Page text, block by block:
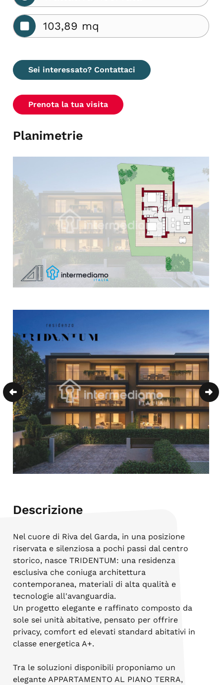
103,89 mq
Sei interessato? Contattaci
Prenota la tua visita
Planimetrie
Descrizione
Nel cuore di Riva del Garda, in una posizione
riservata e silenziosa a pochi passi dal centro
storico, nasce TRIDENTUM: una residenza
esclusiva che coniuga architettura
contemporanea, materiali di alta qualità e
tecnologie all'avanguardia.
Un progetto elegante e raffinato composto da
sole sei unità abitative, pensato per offrire
privacy, comfort ed elevati standard abitativi in
classe energetica A+.
Tra le soluzioni disponibili proponiamo un
elegante APPARTAMENTO AL PIANO TERRA,